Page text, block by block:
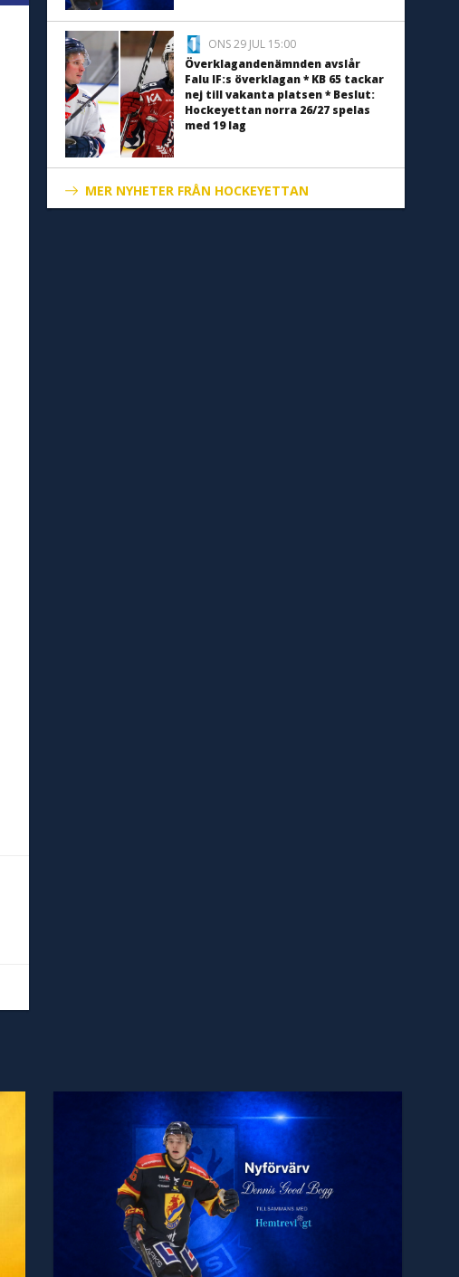
ONS 29 JUL 15:00
Överklagandenämnden avslår
Falu IF:s överklagan * KB 65 tackar
nej till vakanta platsen * Beslut:
Hockeyettan norra 26/27 spelas
med 19 lag
MER NYHETER FRÅN HOCKEYETTAN